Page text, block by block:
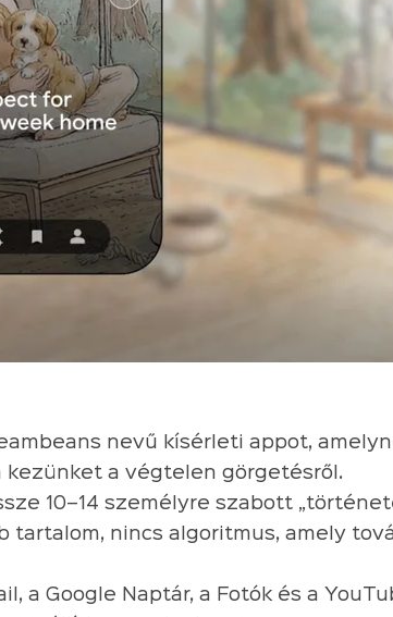
nevű kísérleti appot,
a végtelen görgetésről.
10–14 személyre szabott
tartalom, nincs algoritmus, amely
a Google Naptár, a Fotók és a